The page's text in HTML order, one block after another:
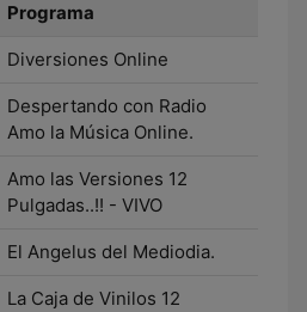
Programa
Diversiones Online
Despertando con Radio
Amo la Música Online.
Amo las Versiones 12
Pulgadas..!! - VIVO
El Angelus del Mediodia.
La Caja de Vinilos 12